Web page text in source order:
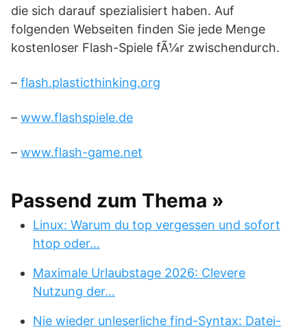
die sich darauf spezialisiert haben. Auf
folgenden Webseiten finden Sie jede Menge
kostenloser Flash-Spiele fÃ¼r zwischendurch.
– flash.plasticthinking.org
– www.flashspiele.de
– www.flash-game.net
Passend zum Thema »
Linux: Warum du top vergessen und sofort
htop oder…
Maximale Urlaubstage 2026: Clevere
Nutzung der…
Nie wieder unleserliche find-Syntax: Datei-